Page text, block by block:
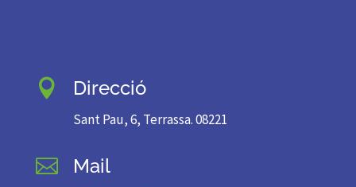
 Direcció
Sant Pau, 6, Terrassa. 08221
 Mail